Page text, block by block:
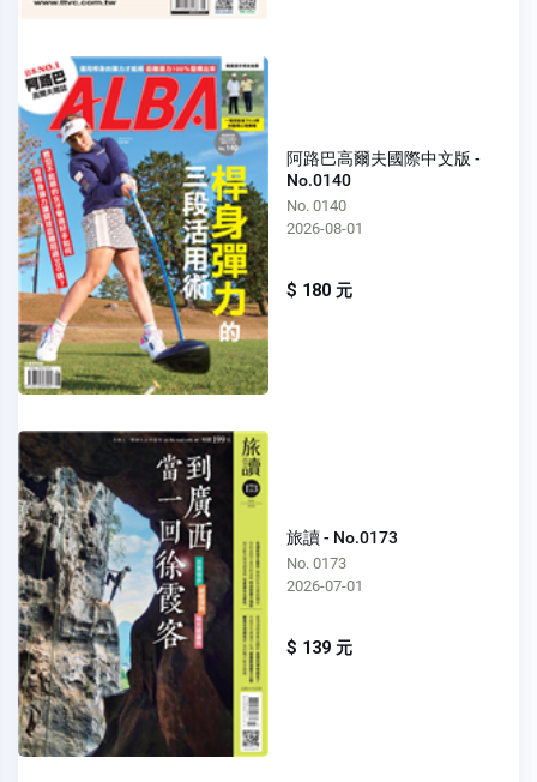
阿路巴高爾夫國際中文版 -
No.0140
No. 0140
2026-08-01
$ 180 元
旅讀 - No.0173
No. 0173
2026-07-01
$ 139 元